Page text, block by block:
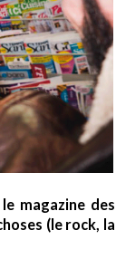
magazine des
(le rock, la